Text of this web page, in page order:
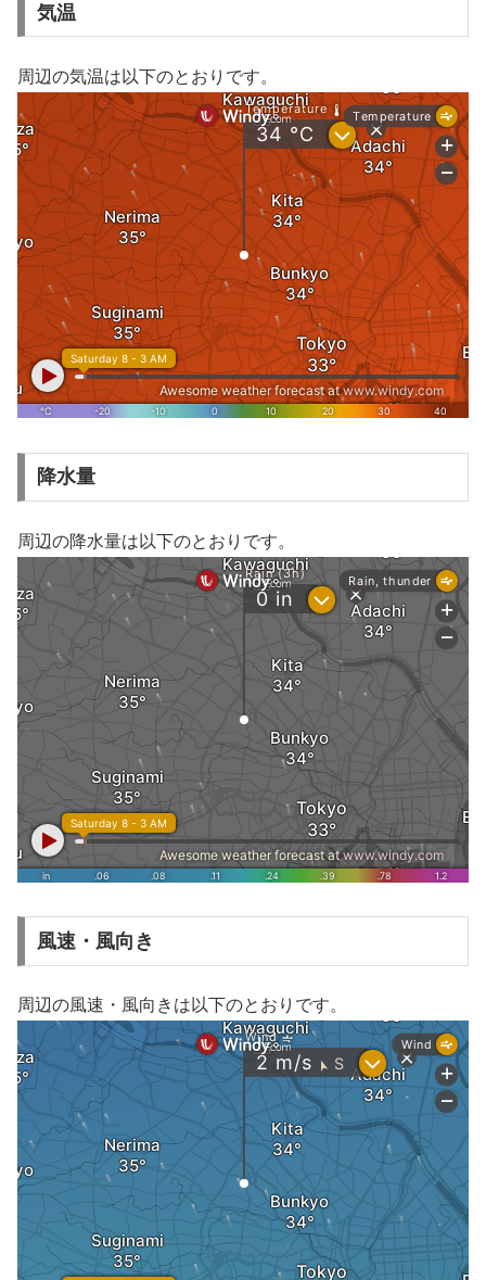
気温
周辺の気温は以下のとおりです。
降水量
周辺の降水量は以下のとおりです。
風速・風向き
周辺の風速・風向きは以下のとおりです。